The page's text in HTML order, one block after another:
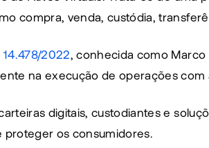
compra, venda, custódia,
14.478/2022, conhecida como Marco
na execução de operações com
digitais, custodiantes e
proteger os consumidores.